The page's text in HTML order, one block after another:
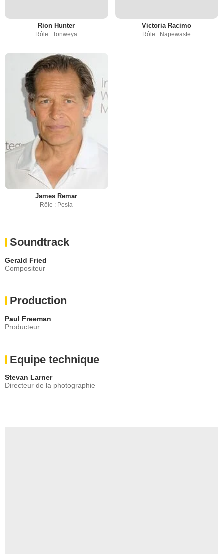
Rion Hunter
Rôle : Tonweya
Victoria Racimo
Rôle : Napewaste
James Remar
Rôle : Pesla
Soundtrack
Gerald Fried
Compositeur
Production
Paul Freeman
Producteur
Equipe technique
Stevan Larner
Directeur de la photographie